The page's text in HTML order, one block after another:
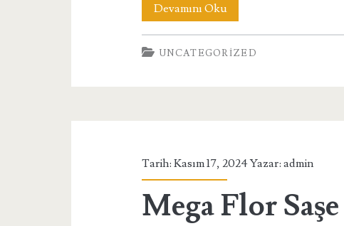
Devamını OkuKapril
25
Mg
UNCATEGORIZED
Tarih: Kasım 17, 2024 Yazar:admin
Mega Flor